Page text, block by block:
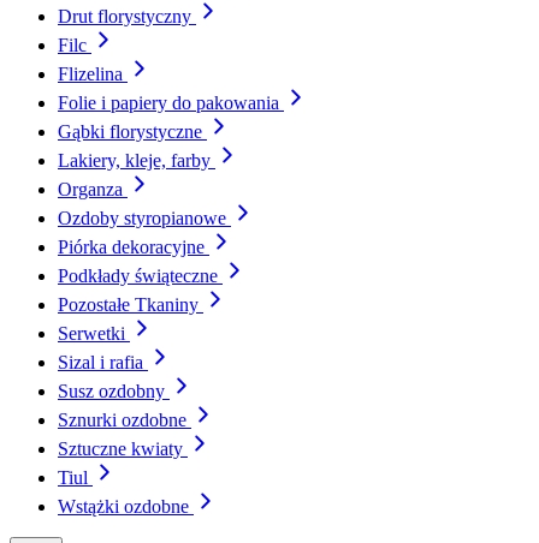
Drut florystyczny
Filc
Flizelina
Folie i papiery do pakowania
Gąbki florystyczne
Lakiery, kleje, farby
Organza
Ozdoby styropianowe
Piórka dekoracyjne
Podkłady świąteczne
Pozostałe Tkaniny
Serwetki
Sizal i rafia
Susz ozdobny
Sznurki ozdobne
Sztuczne kwiaty
Tiul
Wstążki ozdobne